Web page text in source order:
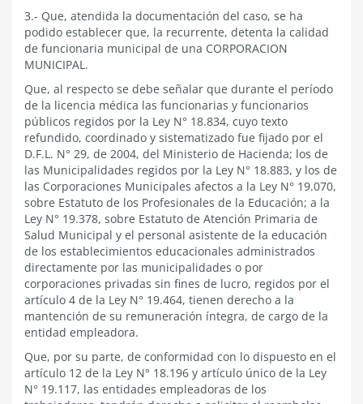
3.- Que, atendida la documentación del caso, se ha
podido establecer que, la recurrente, detenta la calidad
de funcionaria municipal de una CORPORACION
MUNICIPAL.
Que, al respecto se debe señalar que durante el período
de la licencia médica las funcionarias y funcionarios
públicos regidos por la Ley N° 18.834, cuyo texto
refundido, coordinado y sistematizado fue fijado por el
D.F.L. N° 29, de 2004, del Ministerio de Hacienda; los de
las Municipalidades regidos por la Ley N° 18.883, y los de
las Corporaciones Municipales afectos a la Ley N° 19.070,
sobre Estatuto de los Profesionales de la Educación; a la
Ley N° 19.378, sobre Estatuto de Atención Primaria de
Salud Municipal y el personal asistente de la educación
de los establecimientos educacionales administrados
directamente por las municipalidades o por
corporaciones privadas sin fines de lucro, regidos por el
artículo 4 de la Ley N° 19.464, tienen derecho a la
mantención de su remuneración íntegra, de cargo de la
entidad empleadora.
Que, por su parte, de conformidad con lo dispuesto en el
artículo 12 de la Ley N° 18.196 y artículo único de la Ley
N° 19.117, las entidades empleadoras de los